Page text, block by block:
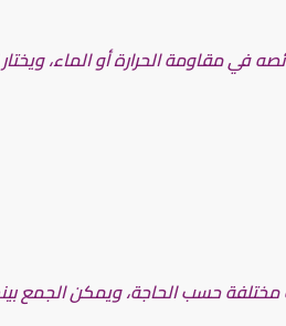
مقاومة الحرارة أو الماء، ويختار
مختلفة حسب الحاجة، ويمكن الجمع